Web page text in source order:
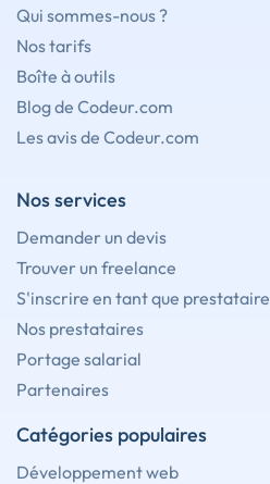
Qui sommes-nous ?
Nos tarifs
Boîte à outils
Blog de Codeur.com
Les avis de Codeur.com
Nos services
Demander un devis
Trouver un freelance
S'inscrire en tant que prestataire
Nos prestataires
Portage salarial
Partenaires
Catégories populaires
Développement web